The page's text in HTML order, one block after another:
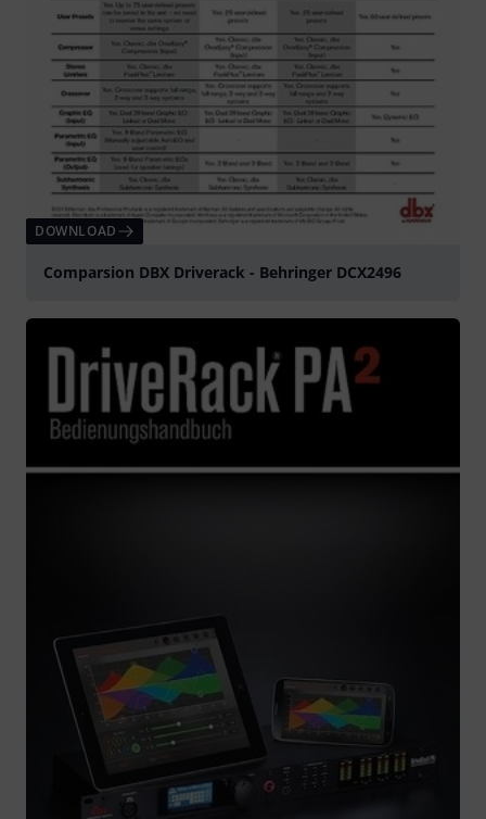
DOWNLOAD
Comparsion DBX Driverack - Behringer DCX2496